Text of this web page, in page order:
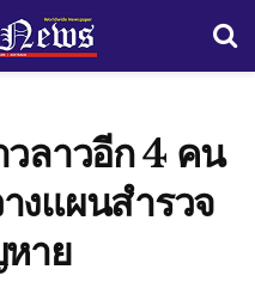
ลาวอีก 4 คน
งแผนสำรวจ
าย